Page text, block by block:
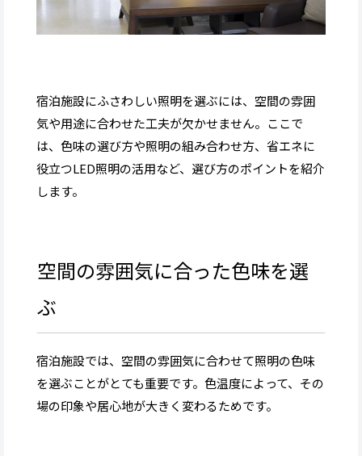
宿泊施設にふさわしい照明を選ぶには、空間の雰囲
気や用途に合わせた工夫が欠かせません。ここで
は、色味の選び方や照明の組み合わせ方、省エネに
役立つLED照明の活用など、選び方のポイントを紹介
します。
空間の雰囲気に合った色味を選
ぶ
宿泊施設では、空間の雰囲気に合わせて照明の色味
を選ぶことがとても重要です。色温度によって、その
場の印象や居心地が大きく変わるためです。